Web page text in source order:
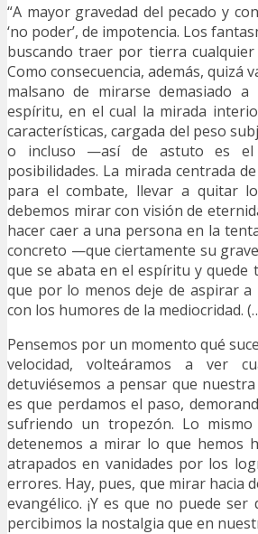
“A mayor gravedad del pecado y
‘no poder’, de impotencia. Los
buscando traer por tierra
Como consecuencia, además,
malsano de mirarse demasiado
espíritu, en el cual la mirada
características, cargada del peso
o incluso —así de astuto es
posibilidades. La mirada centrada
para el combate, llevar a quitar
debemos mirar con visión de
hacer caer a una persona en la
concreto —que ciertamente su
que se abata en el espíritu y
que por lo menos deje de aspirar
con los humores de la mediocridad.
Pensemos por un momento qué
velocidad, volteáramos a ver
detuviésemos a pensar que
es que perdamos el paso,
sufriendo un tropezón. Lo
detenemos a mirar lo que hemos
atrapados en vanidades por los
errores. Hay, pues, que mirar hacia
evangélico. ¡Y es que no puede
percibimos la nostalgia que en